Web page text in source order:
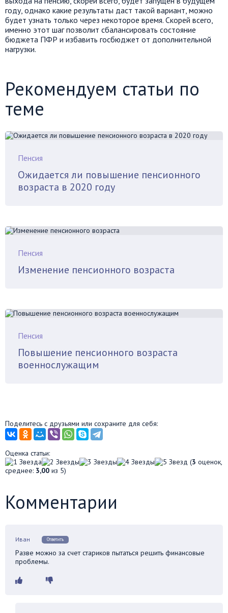
году, однако какие результаты даст такой вариант, можно
будет узнать только через некоторое время. Скорей всего,
именно этот шаг позволит сбалансировать состояние
бюджета ПФР и избавить госбюджет от дополнительной
нагрузки.
Рекомендуем статьи по
теме
Пенсия
Ожидается ли повышение пенсионного
возраста в 2020 году
Пенсия
Изменение пенсионного возраста
Пенсия
Повышение пенсионного возраста
военнослужащим
Поделитесь с друзьями или сохраните для себя:
Оценка статьи:
(3 оценок,
среднее: 3,00 из 5)
Комментарии
Иван Ответить
Разве можно за счет стариков пытаться решить финансовые
проблемы.